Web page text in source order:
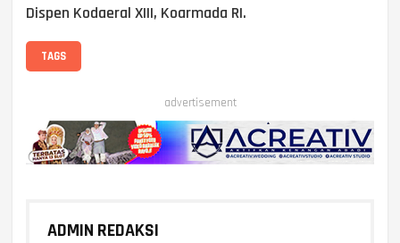
‎Dispen Kodaeral XIII, Koarmada RI.
TAGS
advertisement
ADMIN REDAKSI